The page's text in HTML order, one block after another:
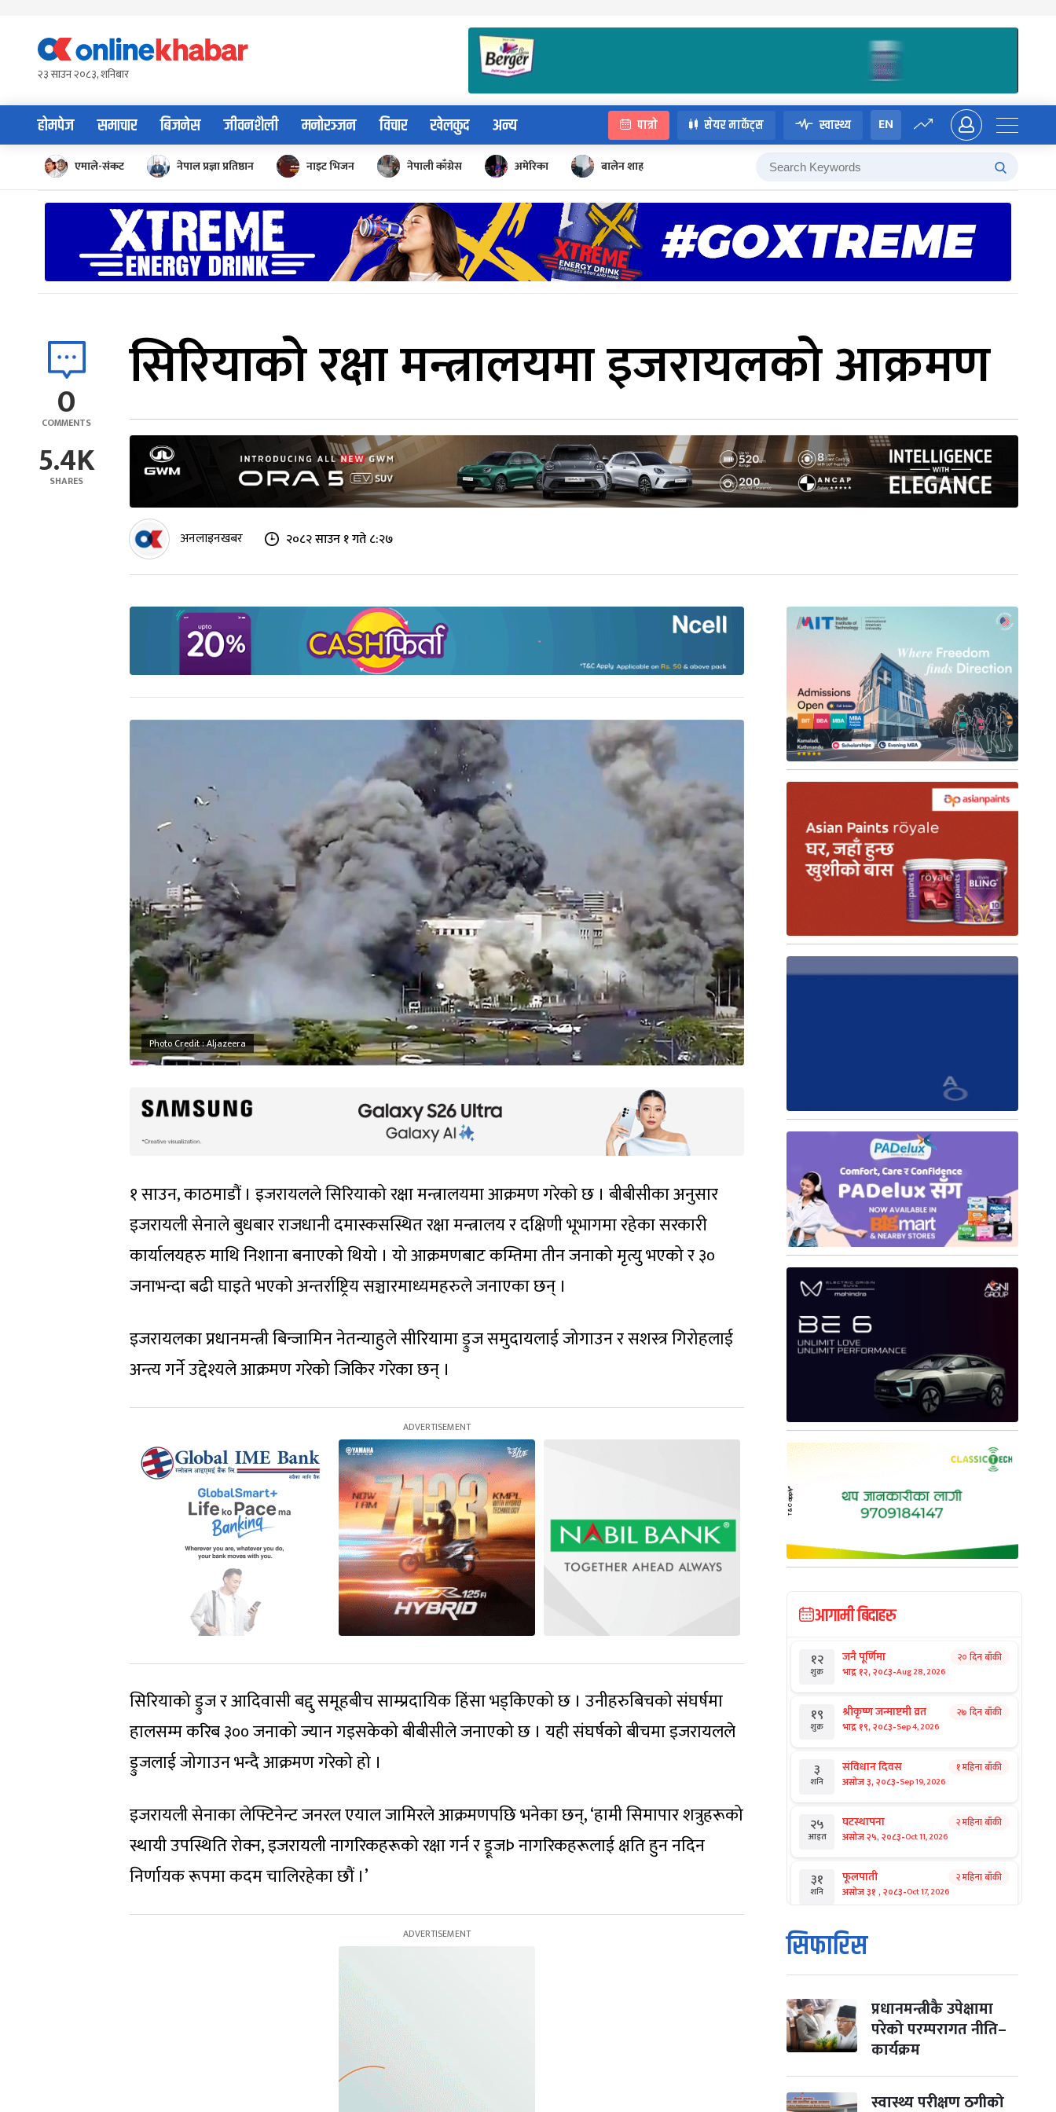
content२३ साउन २०८३, शनिबार
होमपेज समाचार बिजनेस जीवनशैली मनोरञ्जन विचार खेलकुद अन्य पात्रो सेयर मार्केट्स स्वास्थ्य EN
एमाले-संकट नेपाल प्रज्ञा प्रतिष्ठान नाइट भिजन नेपाली काँग्रेस अमेरिका बालेन शाह
0
COMMENTS
5.4K
SHARES
सिरियाको रक्षा मन्त्रालयमा इजरायलको आक्रमण
अनलाइनखबर २०८२ साउन १ गते ८:२७
Photo Credit : Aljazeera
१ साउन, काठमाडौं । इजरायलले सिरियाको रक्षा मन्त्रालयमा आक्रमण गरेको छ । बीबीसीका अनुसार
इजरायली सेनाले बुधबार राजधानी दमास्कसस्थित रक्षा मन्त्रालय र दक्षिणी भूभागमा रहेका सरकारी
कार्यालयहरु माथि निशाना बनाएको थियो । यो आक्रमणबाट कम्तिमा तीन जनाको मृत्यु भएको र ३०
जनाभन्दा बढी घाइते भएको अन्तर्राष्ट्रिय सञ्चारमाध्यमहरुले जनाएका छन् ।
इजरायलका प्रधानमन्त्री बिन्जामिन नेतन्याहुले सीरियामा ड्रुज समुदायलाई जोगाउन र सशस्त्र गिरोहलाई
अन्त्य गर्ने उद्देश्यले आक्रमण गरेको जिकिर गरेका छन् ।
सिरियाको ड्रुज र आदिवासी बद्दु समूहबीच साम्प्रदायिक हिंसा भड्किएको छ । उनीहरुबिचको संघर्षमा
हालसम्म करिब ३०० जनाको ज्यान गइसकेको बीबीसीले जनाएको छ । यही संघर्षको बीचमा इजरायलले
ड्रुजलाई जोगाउन भन्दै आक्रमण गरेको हो ।
इजरायली सेनाका लेफ्टिनेन्ट जनरल एयाल जामिरले आक्रमणपछि भनेका छन्, ‘हामी सिमापार शत्रुहरूको
स्थायी उपस्थिति रोक्न, इजरायली नागरिकहरूको रक्षा गर्न र ड्रूजÞ नागरिकहरूलाई क्षति हुन नदिन
निर्णायक रूपमा कदम चालिरहेका छौं ।’
आगामी बिदाहरु
१२
शुक्र
जनै पूर्णिमा
भाद्र १२, २०८३-Aug 28, 2026
२० दिन बाँकी
१९
शुक्र
श्रीकृष्ण जन्माष्टमी व्रत
भाद्र १९, २०८३-Sep 4, 2026
२७ दिन बाँकी
३
शनि
संविधान दिवस
असोज ३, २०८३-Sep 19, 2026
१ महिना बाँकी
२५
आइत
घटस्थापना
असोज २५, २०८३-Oct 11, 2026
२ महिना बाँकी
३१
शनि
फूलपाती
असोज ३१ , २०८३-Oct 17, 2026
२ महिना बाँकी
१
आइत
कार्तिक सङ्क्रान्ति
कार्तिक १, २०८३
मंगल कार्तिक ३, २०८३-Oct 20, 2026
४
बुध
विजयादशमी
कार्तिक ४, २०८३-Oct 21, 2026
५ पापा‌ङ्कुशा एकादशी व्रत २ महिना बाँकी
सिफारिस
प्रधानमन्त्रीकै उपेक्षामा
परेको परम्परागत नीति–
कार्यक्रम
स्वास्थ्य परीक्षण ठगीको